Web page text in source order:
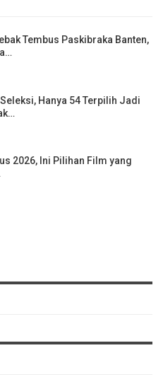
Tembus Paskibraka Banten,
Hanya 54 Terpilih Jadi
2026, Ini Pilihan Film yang